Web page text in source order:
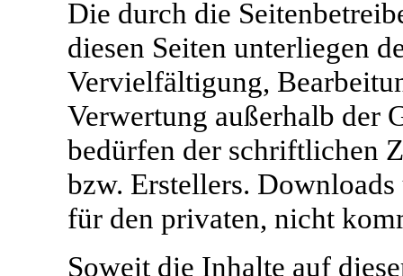
Die durch die
diesen Seiten unterliegen
Vervielfältigung,
Verwertung außerhalb der
bedürfen der schriftlichen
bzw. Erstellers.
für den privaten, nicht
Soweit die Inhalte auf